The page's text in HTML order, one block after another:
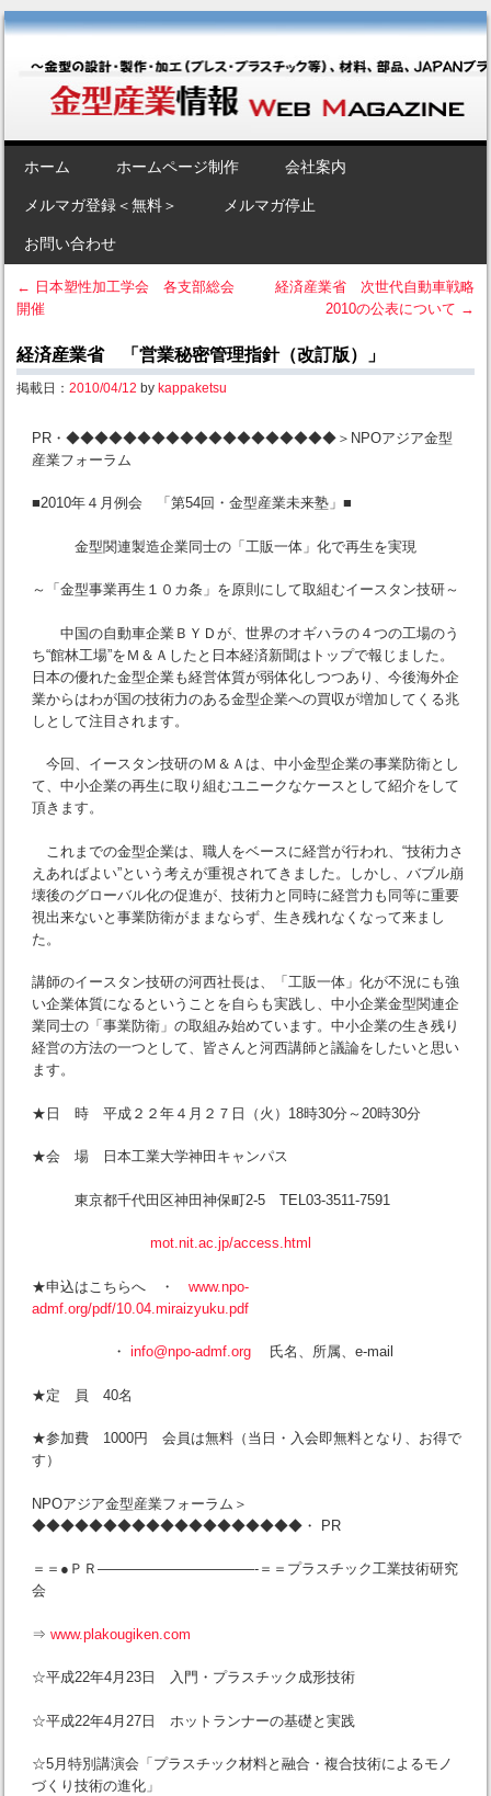
金型産業情報 [Web Magazine]
JAPANブランド“金型”のポータルサイト～
Menu
SKIP TO CONTENT
ホーム ホームページ制作 会社案内
メルマガ登録＜無料＞ メルマガ停止
お問い合わせ
Post navigation
← 日本塑性加工学会 各支部総会
開催
経済産業省 次世代自動車戦略
2010の公表について →
経済産業省 「営業秘密管理指針（改訂版）」
掲載日： 2010/04/12 by kappaketsu
PR・◆◆◆◆◆◆◆◆◆◆◆◆◆◆◆◆◆◆◆＞NPOアジア金型
産業フォーラム
■2010年４月例会 「第54回・金型産業未来塾」■
金型関連製造企業同士の「工販一体」化で再生を実現
～「金型事業再生１０カ条」を原則にして取組むイースタン技研～
中国の自動車企業ＢＹＤが、世界のオギハラの４つの工場のう
ち“館林工場”をＭ＆Ａしたと日本経済新聞はトップで報じました。
日本の優れた金型企業も経営体質が弱体化しつつあり、今後海外企
業からはわが国の技術力のある金型企業への買収が増加してくる兆
しとして注目されます。
今回、イースタン技研のＭ＆Ａは、中小金型企業の事業防衛とし
て、中小企業の再生に取り組むユニークなケースとして紹介をして
頂きます。
これまでの金型企業は、職人をベースに経営が行われ、“技術力さ
えあればよい”という考えが重視されてきました。しかし、バブル崩
壊後のグローバル化の促進が、技術力と同時に経営力も同等に重要
視出来ないと事業防衛がままならず、生き残れなくなって来まし
た。
講師のイースタン技研の河西社長は、「工販一体」化が不況にも強
い企業体質になるということを自らも実践し、中小企業金型関連企
業同士の「事業防衛」の取組み始めています。中小企業の生き残り
経営の方法の一つとして、皆さんと河西講師と議論をしたいと思い
ます。
★日 時 平成２２年４月２７日（火）18時30分～20時30分
★会 場 日本工業大学神田キャンパス
東京都千代田区神田神保町2-5 TEL03-3511-7591
mot.nit.ac.jp/access.html
★申込はこちらへ ・ www.npo-
admf.org/pdf/10.04.miraizyuku.pdf
・ info@npo-admf.org氏名、所属、e-mail
★定 員 40名
★参加費 1000円 会員は無料（当日・入会即無料となり、お得で
す）
NPOアジア金型産業フォーラム＞
◆◆◆◆◆◆◆◆◆◆◆◆◆◆◆◆◆◆◆・ PR
＝＝●ＰＲ———————————-＝＝プラスチック工業技術研究
会
⇒ www.plakougiken.com
☆平成22年4月23日 入門・プラスチック成形技術
☆平成22年4月27日 ホットランナーの基礎と実践
☆5月特別講演会「プラスチック材料と融合・複合技術によるモノ
づくり技術の進化」